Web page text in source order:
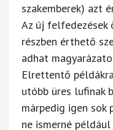
szakemberek) azt
Az új felfedezések
részben érthető
adhat
Elrettentő
utóbb üres lufinak
márpedig igen sok
ne ismerné